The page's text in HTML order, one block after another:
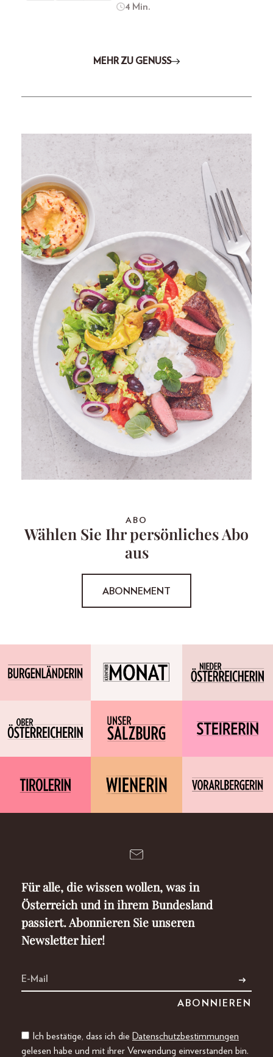
4 Min.
MEHR ZU GENUSS
ABO
Wählen Sie Ihr persönliches Abo
aus
ABONNEMENT
Für alle, die wissen wollen, was in
Österreich und in ihrem Bundesland
passiert. Abonnieren Sie unseren
Newsletter hier!
Ich bestätige, dass ich die Datenschutzbestimmungen
gelesen habe und mit ihrer Verwendung einverstanden bin.